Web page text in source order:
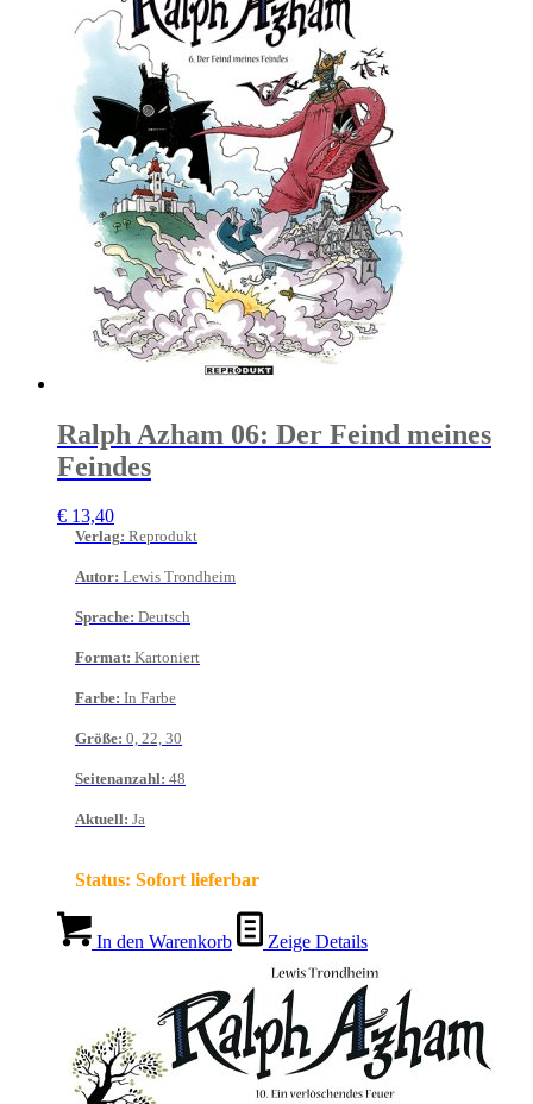
Ralph Azham 06: Der Feind meines
Feindes
€ 13,40
Verlag: Reprodukt
Autor: Lewis Trondheim
Sprache: Deutsch
Format: Kartoniert
Farbe: In Farbe
Größe: 0, 22, 30
Seitenanzahl: 48
Aktuell: Ja
Status: Sofort lieferbar
In den Warenkorb Zeige Details